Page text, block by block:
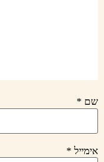
שם *
אימייל *